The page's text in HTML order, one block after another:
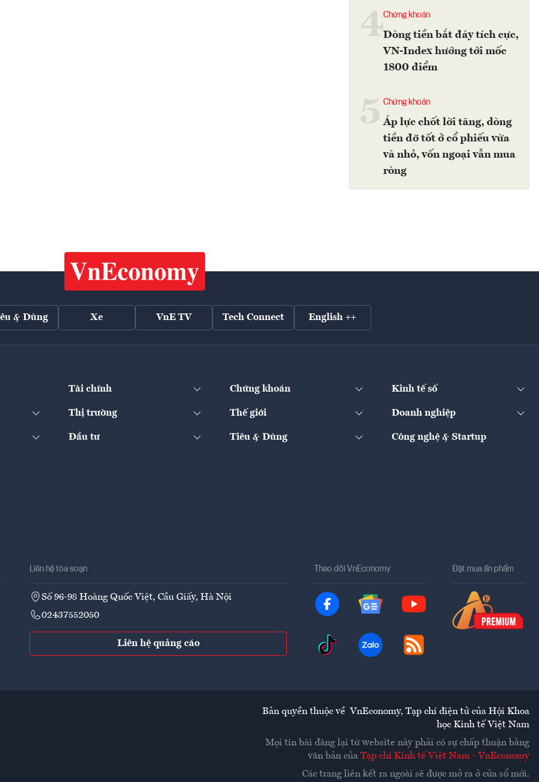
4Chứng khoán
Dòng tiền bắt đáy tích cực,
VN-Index hướng tới mốc
1800 điểm
Chứng khoán
Áp lực chốt lời tăng, dòng
tiền đỡ tốt ở cổ phiếu vừa
và nhỏ, vốn ngoại vẫn mua
ròng
& Dùng Xe VnE TV Tech Connect English ++
Tài chính Chứng khoán Kinh tế số
Thị trường Thế giới Doanh nghiệp
Đầu tư Tiêu & Dùng Công nghệ & Startup
Liên hệ tòa soạn
Số 96-98 Hoàng Quốc Việt, Cầu Giấy, Hà Nội
02437552050
Liên hệ quảng cáo
Theo dõi VnEconomy Đặt mua ấn phẩm
Bản quyền thuộc về VnEconomy, Tạp chí điện tử của Hội Khoa
học Kinh tế Việt Nam
Mọi tin bài đăng lại từ website này phải có sự chấp thuận bằng
văn bản của Tạp chí Kinh tế Việt Nam - VnEconomy
Các trang liên kết ra ngoài sẽ được mở ra ở cửa sổ mới.